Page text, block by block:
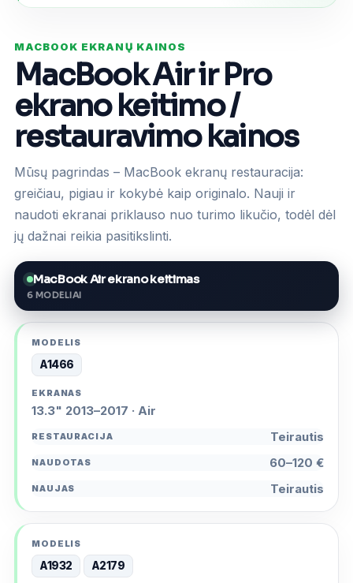
MACBOOK EKRANŲ KAINOS
MacBook Air ir Pro
ekrano keitimo /
restauravimo kainos
Mūsų pagrindas – MacBook ekranų restauracija:
greičiau, pigiau ir kokybė kaip originalo. Nauji ir
naudoti ekranai priklauso nuo turimo likučio, todėl dėl
jų dažnai reikia pasitikslinti.
MacBook Air ekrano keitimas
6 MODELIAI
A1466
13.3" 2013–2017 · Air
Teirautis
60–120 €
Teirautis
A1932 A2179